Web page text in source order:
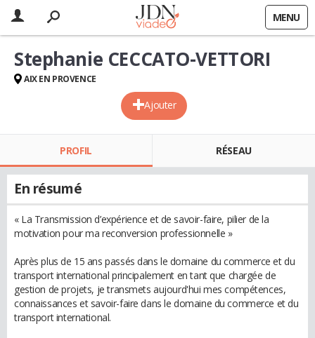
MENU
Ajouter
Stephanie CECCATO-VETTORI
AIX EN PROVENCE
PROFIL RÉSEAU
En résumé
« La Transmission d’expérience et de savoir-faire, pilier de la
motivation pour ma reconversion professionnelle »
Après plus de 15 ans passés dans le domaine du commerce et du
transport international principalement en tant que chargée de
gestion de projets, je transmets aujourd'hui mes compétences,
connaissances et savoir-faire dans le domaine du commerce et du
transport international.